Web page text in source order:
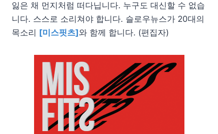
잃은 채 먼지처럼 떠다닙니다. 누구도 대신할 수 없습
니다. 스스로 소리쳐야 합니다. 슬로우뉴스가 20대의
목소리 [미스핏츠]와 함께 합니다. (편집자)